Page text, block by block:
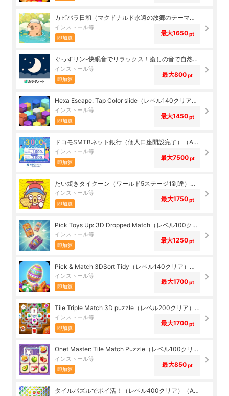
カピバラ日和（マクドナルド永遠の故郷のテーマを解錠）（Android）
インストール等
即加算
最大1650pt
ぐっすリン-快眠音でリラックス！癒しの音で自然な睡眠-（メールアドレス登録完了）（Android）
インストール等
即加算
最大800pt
Hexa Escape: Tap Color slide（レベル140クリア）（Android）
インストール等
即加算
最大1450pt
ドコモSMTBネット銀行（個人口座開設完了）（Android）
インストール等
即加算
最大7500 pt
たい焼きタイクーン（ワールド5ステージ1到達）（Android）
インストール等
即加算
最大1750 pt
Pick Toys Up: 3D Dropped Match（レベル100クリア）（Android）
インストール等
即加算
最大1250pt
Pick & Match 3DSort Tidy（レベル140クリア）（Android）
インストール等
即加算
最大1700 pt
Tile Triple Match 3D puzzle（レベル200クリア）（Android）
インストール等
即加算
最大1700 pt
Onet Master: Tile Match Puzzle（レベル100クリア）（Android）
インストール等
即加算
最大850pt
タイルパズルでポイ活！（レベル400クリア）（Android）